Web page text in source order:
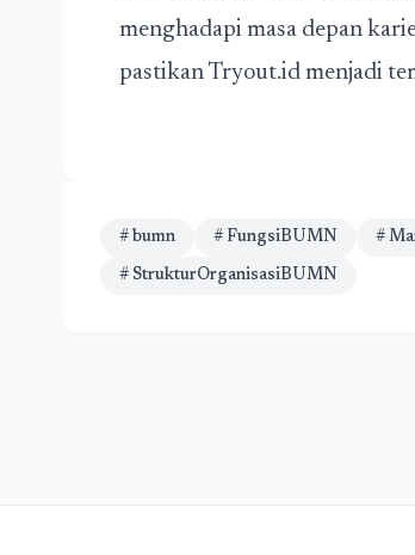
menghadapi masa depan
pastikan Tryout.id menjadi
# bumn # FungsiBUMN #
# StrukturOrganisasiBUMN